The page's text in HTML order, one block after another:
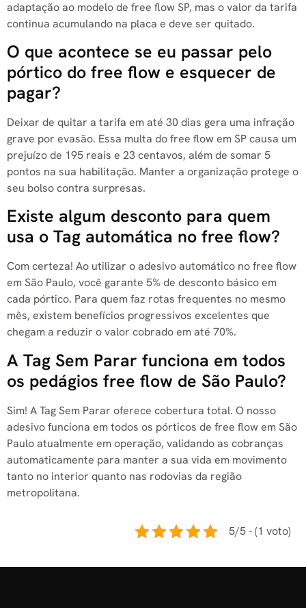
adaptação ao modelo de free flow SP, mas o valor da tarifa
continua acumulando na placa e deve ser quitado.
O que acontece se eu passar pelo
pórtico do free flow e esquecer de
pagar?
Deixar de quitar a tarifa em até 30 dias gera uma infração
grave por evasão. Essa multa do free flow em SP causa um
prejuízo de 195 reais e 23 centavos, além de somar 5
pontos na sua habilitação. Manter a organização protege o
seu bolso contra surpresas.
Existe algum desconto para quem
usa o Tag automática no free flow?
Com certeza! Ao utilizar o adesivo automático no free flow
em São Paulo, você garante 5% de desconto básico em
cada pórtico. Para quem faz rotas frequentes no mesmo
mês, existem benefícios progressivos excelentes que
chegam a reduzir o valor cobrado em até 70%.
A Tag Sem Parar funciona em todos
os pedágios free flow de São Paulo?
Sim! A Tag Sem Parar oferece cobertura total. O nosso
adesivo funciona em todos os pórticos de free flow em São
Paulo atualmente em operação, validando as cobranças
automaticamente para manter a sua vida em movimento
tanto no interior quanto nas rodovias da região
metropolitana.
5/5 - (1 voto)